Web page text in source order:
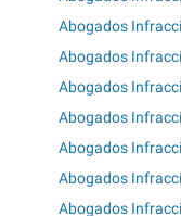
Abogados
Abogados
Abogados
Abogados
Abogados
Abogados
Abogados